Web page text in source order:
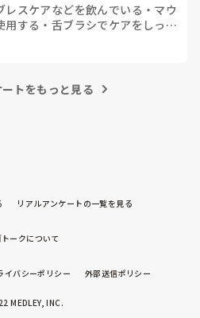
レスケアなどを飲んでいる ・ マウ
用する ・ 舌ブラシでケアをしっか
えて下さい)
トをもっと見る
リアルアンケートの一覧を見る
ークについて
イバシーポリシー 外部送信ポリシー
MEDLEY, INC.